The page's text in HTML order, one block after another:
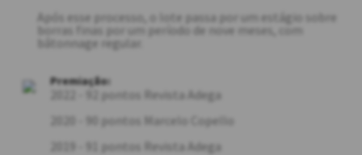
Após esse processo, o lote passa por um estágio sobre
borras finas por um período de nove meses, com
bâtonnage regular.
Premiação:
2022 - 92 pontos Revista Adega
2020 - 90 pontos Marcelo Copello
2019 - 91 pontos Revista Adega